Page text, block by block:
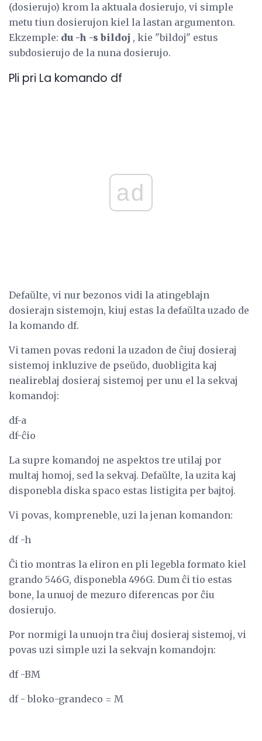
(dosierujo) krom la aktuala dosierujo, vi simple
metu tiun dosierujon kiel la lastan argumenton.
Ekzemple: du -h -s bildoj , kie "bildoj" estus
subdosierujo de la nuna dosierujo.
Pli pri La komando df
ad
Defaŭlte, vi nur bezonos vidi la atingeblajn
dosierajn sistemojn, kiuj estas la defaŭlta uzado de
la komando df.
Vi tamen povas redoni la uzadon de ĉiuj dosieraj
sistemoj inkluzive de pseŭdo, duobligita kaj
nealireblaj dosieraj sistemoj per unu el la sekvaj
komandoj:
df-a
df-ĉio
La supre komandoj ne aspektos tre utilaj por
multaj homoj, sed la sekvaj. Defaŭlte, la uzita kaj
disponebla diska spaco estas listigita per bajtoj.
Vi povas, kompreneble, uzi la jenan komandon:
df -h
Ĉi tio montras la eliron en pli legebla formato kiel
grando 546G, disponebla 496G. Dum ĉi tio estas
bone, la unuoj de mezuro diferencas por ĉiu
dosierujo.
Por normigi la unuojn tra ĉiuj dosieraj sistemoj, vi
povas uzi simple uzi la sekvajn komandojn:
df -BM
df - bloko-grandeco = M